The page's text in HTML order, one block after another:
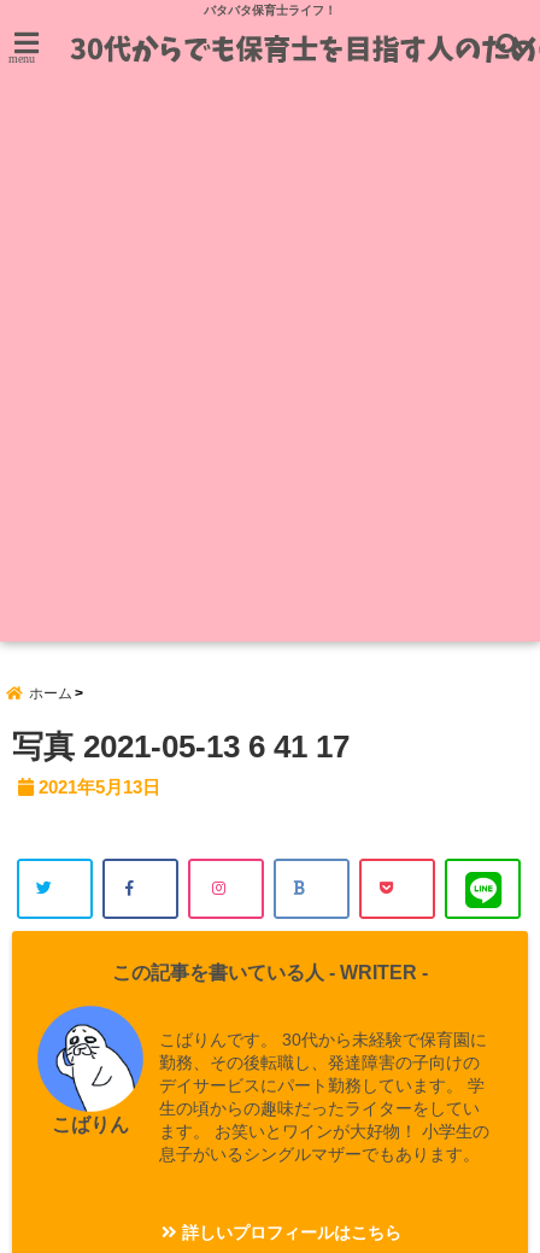
バタバタ保育士ライフ！
menu
ホーム
写真 2021-05-13 6 41 17
2021年5月13日
この記事を書いている人 - WRITER -
こばりん
こばりんです。 30代から未経験で保育園に
勤務、その後転職し、発達障害の子向けの
デイサービスにパート勤務しています。 学
生の頃からの趣味だったライターをしてい
ます。 お笑いとワインが大好物！ 小学生の
息子がいるシングルマザーでもあります。
詳しいプロフィールはこちら